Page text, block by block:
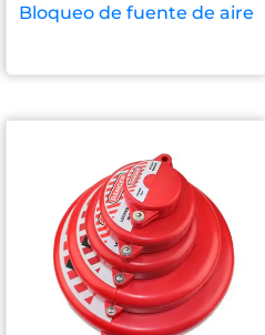
Bloqueo de fuente de aire